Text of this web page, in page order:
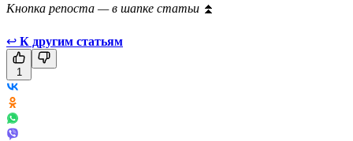
Кнопка репоста — в шапке статьи ⏫
↩ К другим статьям
1